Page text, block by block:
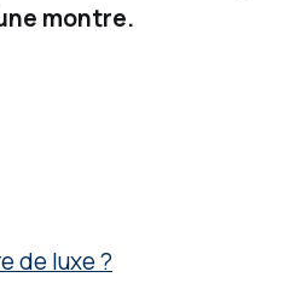
montre.
de luxe ?